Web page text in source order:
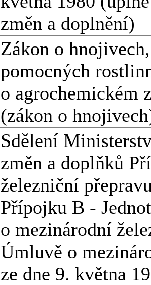
změn a doplnění)
Zákon o
pomocných
o agrochemickém
(zákon o
Sdělení
změn a doplňků
železniční
Přípojku B -
o mezinárodní
Úmluvě o
ze dne 9. května